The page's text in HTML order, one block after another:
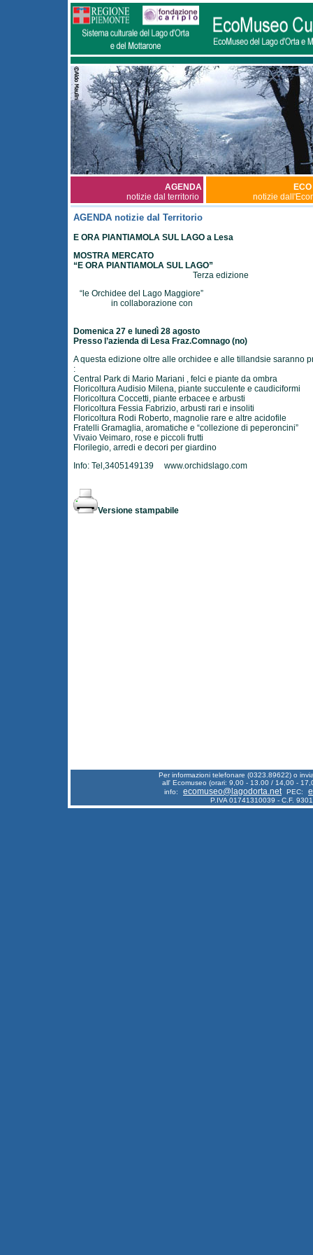
AGENDA
notizie dal territorio
notizie
AGENDA notizie dal Territorio
E ORA PIANTIAMOLA SUL LAGO a Lesa
MOSTRA MERCATO
“E ORA PIANTIAMOLA SUL LAGO”
Terza edizione
“le Orchidee del Lago Maggiore”
in collaborazione con
Domenica 27 e lunedì 28 agosto
Presso l’azienda di Lesa Fraz.Comnago (no)
A questa edizione oltre alle orchidee e alle tillandsie saranno
:
Central Park di Mario Mariani , felci e piante da ombra
Floricoltura Audisio Milena, piante succulente e caudiciformi
Floricoltura Coccetti, piante erbacee e arbusti
Floricoltura Fessia Fabrizio, arbusti rari e insoliti
Floricoltura Rodi Roberto, magnolie rare e altre acidofile
Fratelli Gramaglia, aromatiche e “collezione di peperoncini”
Vivaio Veimaro, rose e piccoli frutti
Florilegio, arredi e decori per giardino
Info: Tel,3405149139 www.orchidslago.com
Versione stampabile
Per informazioni telefonare (0323.89622) o
all' Ecomuseo (orari: 9,00 - 13.00 / 14,00 -
info:
ecomuseo@lagodorta.net PEC:
P.IVA 01741310039 - C.F.